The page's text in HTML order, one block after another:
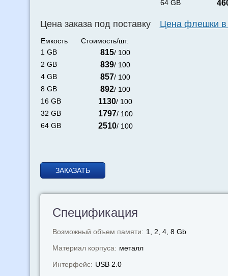
Цена заказа под поставку
Емкость
Стоимость/шт.
1 GB
815/ 100
2 GB
839/ 100
4 GB
857/ 100
8 GB
892/ 100
16 GB
1130/ 100
32 GB
1797/ 100
64 GB
2510/ 100
64 GB
Цена флешки в
ЗАКАЗАТЬ
Спецификация
Возможный объем памяти: 1, 2, 4, 8 Gb
Материал корпуса: металл
Интерфейс: USB 2.0